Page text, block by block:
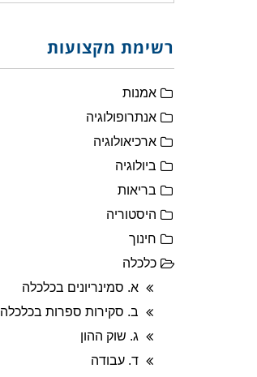
רשימת מקצועות
אמנות
אנתרופולוגיה
ארכיאולוגיה
ביולוגיה
בריאות
היסטוריה
חינוך
כלכלה
א. סמינריונים בכלכלה
ב. סקירות ספרות בכלכלה
ג. שוק ההון
ד. עבודה